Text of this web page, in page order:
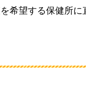
希望する保健所に